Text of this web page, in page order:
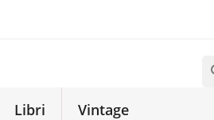
Libri Vintage